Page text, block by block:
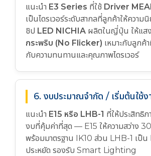
แนะนำ E3 Series ที่ใช้ Driver
เป็นไดรเวอร์ระดับสากลที่ลูกค้าให้ความ
ชิป LED NICHIA ผลิตในญี่ปุ่น ให้แสง
กระพริบ (No Flicker) เหมาะกับลูกค้
กับความทนทานและคุณภาพไดรเวอร์
6. งบประมาณจำกัด / เริ่มต้นใช้ง
แนะนำ E15 หรือ LHB-1 ที่ให้ประสิทธิภ
งบที่คุ้มค่าที่สุด — E15 ให้ความสว่าง
พร้อมมาตรฐาน IK10 ส่วน LHB-1 เป็น
ประหยัด รองรับ Smart Lighting